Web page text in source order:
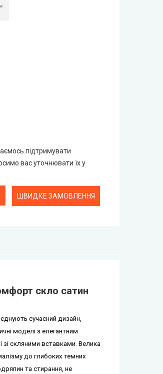
підтримувати
вас уточнювати їх у
ШВИДКЕ ЗАМОВЛЕННЯ
скло сатин
сучасний дизайн,
моделі з елегантним
зі скляними вставками. Велика
до глибоких темних
та стирання, не